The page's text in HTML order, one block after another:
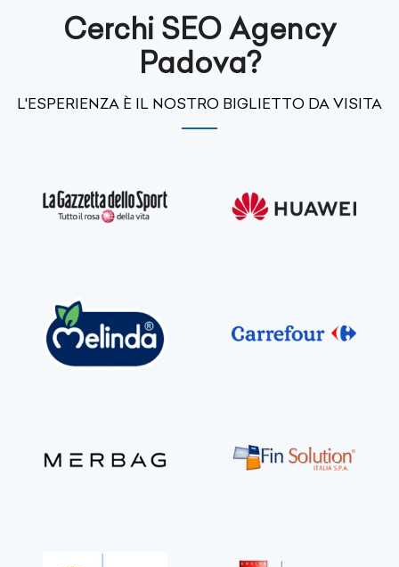
Cerchi SEO Agency
Padova?
L'ESPERIENZA È IL NOSTRO BIGLIETTO DA VISITA